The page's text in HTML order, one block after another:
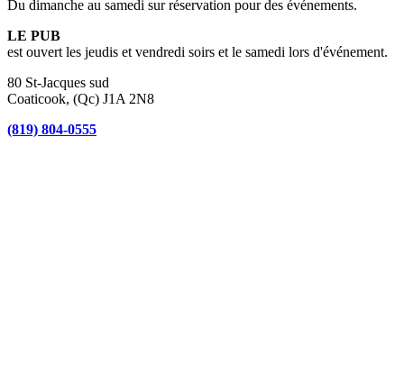
Du dimanche au samedi sur réservation pour des événements.
LE PUB
est ouvert les jeudis et vendredi soirs et le samedi lors d'événement.
80 St-Jacques sud
Coaticook, (Qc) J1A 2N8
(819) 804-0555